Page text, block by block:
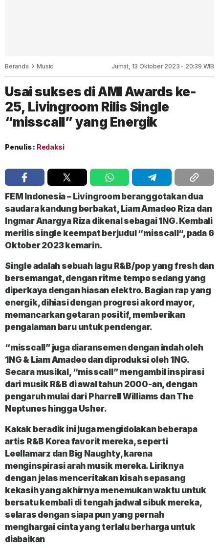
Beranda Music Jumat, 13 Oktober 2023 - 20:39 WIB
Usai sukses di AMI Awards ke-
25, Livingroom Rilis Single
“misscall” yang Energik
Penulis : Redaksi
FEM Indonesia – Livingroomberanggotakan dua
saudara kandung berbakat, Liam Amadeo Riza dan
Ingmar Anargya Riza dikenal sebagai 1NG. Kembali
merilis single keempat berjudul “misscall “, pada 6
Oktober 2023 kemarin.
Single adalah sebuah lagu R&B/pop yang fresh dan
bersemangat, dengan ritme tempo sedang yang
diperkaya dengan hiasan elektro. Bagian rap yang
energik, dihiasi dengan progresi akord mayor,
memancarkan getaran positif, memberikan
pengalaman baru untuk pendengar.
“misscall” juga diaransemen dengan indah oleh
1NG & Liam Amadeo dan diproduksi oleh 1NG.
Secara musikal, “misscall ” mengambil inspirasi
dari musik R&B di awal tahun 2000-an, dengan
pengaruh mulai dari Pharrell Williams dan The
Neptunes hingga Usher.
Kakak beradik ini juga mengidolakan beberapa
artis R&B Korea favorit mereka, seperti
Leellamarz dan Big Naughty, karena
menginspirasi arah musik mereka. Liriknya
dengan jelas menceritakan kisah sepasang
kekasih yang akhirnya menemukan waktu untuk
bersatu kembali di tengah jadwal sibuk mereka,
selaras dengan siapa pun yang pernah
menghargai cinta yang terlalu berharga untuk
diabaikan